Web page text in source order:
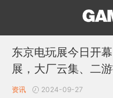
东京电玩展今日开
展，大厂云集、二
资讯 2024-09-27